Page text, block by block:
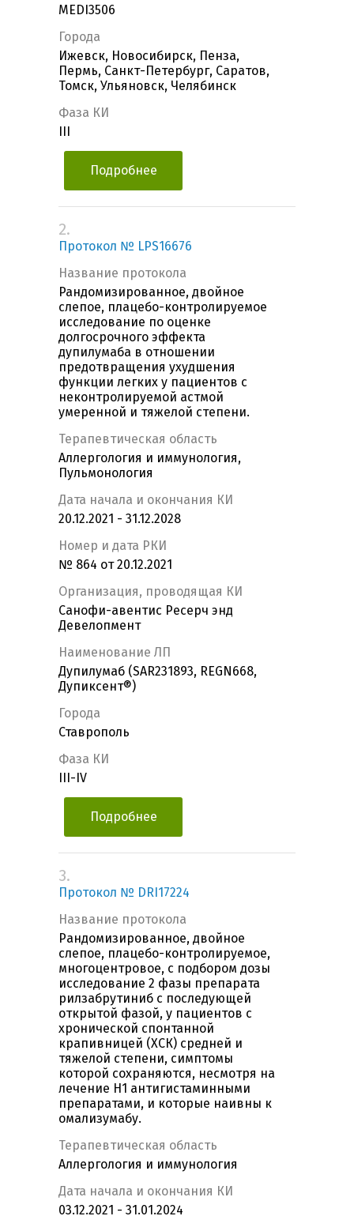
MEDI3506
Города
Ижевск, Новосибирск, Пенза,
Пермь, Санкт-Петербург, Саратов,
Томск, Ульяновск, Челябинск
Фаза КИ
Подробнее
2.
Протокол № LPS16676
Название протокола
Рандомизированное, двойное
слепое, плацебо-контролируемое
исследование по оценке
долгосрочного эффекта
дупилумаба в отношении
предотвращения ухудшения
функции легких у пациентов с
неконтролируемой астмой
умеренной и тяжелой степени.
Терапевтическая область
Аллергология и иммунология,
Пульмонология
Дата начала и окончания КИ
20.12.2021 - 31.12.2028
Номер и дата РКИ
№ 864 от 20.12.2021
Организация, проводящая КИ
Санофи-авентис Ресерч энд
Девелопмент
Наименование ЛП
Дупилумаб (SAR231893, REGN668,
Дупиксент®)
Города
Ставрополь
Фаза КИ
III-IV
Подробнее
3.
Протокол № DRI17224
Название протокола
Pандомизированное, двойное
слепое, плацебо-контролируемое,
многоцентровое, с подбором дозы
исследование 2 фазы препарата
рилзабрутиниб с последующей
открытой фазой, у пациентов с
хронической спонтанной
крапивницей (ХСК) средней и
тяжелой степени, симптомы
которой сохраняются, несмотря на
лечение Н1 антигистаминными
препаратами, и которые наивны к
омализумабу.
Терапевтическая область
Аллергология и иммунология
Дата начала и окончания КИ
03.12.2021 - 31.01.2024